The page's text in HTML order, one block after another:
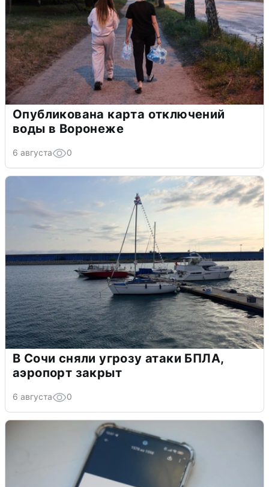
Опубликована карта отключений
воды в Воронеже
6 августа 0
В Сочи сняли угрозу атаки БПЛА,
аэропорт закрыт
6 августа 0